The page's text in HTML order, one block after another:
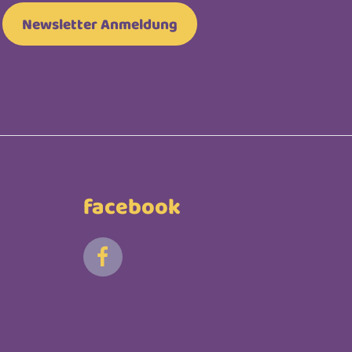
Newsletter Anmeldung
facebook